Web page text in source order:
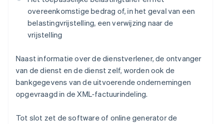
overeenkomstige bedrag of, in het geval van een
belastingvrijstelling, een verwijzing naar de
vrijstelling
Naast informatie over de dienstverlener, de ontvanger
van de dienst en de dienst zelf, worden ook de
bankgegevens van de uitvoerende ondernemingen
opgevraagd in de XML-factuurindeling.
Tot slot zet de software of online generator de